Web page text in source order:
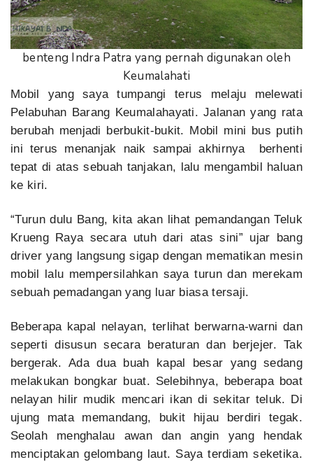
benteng Indra Patra yang pernah digunakan oleh
Keumalahati
Mobil yang saya tumpangi terus melaju melewati
Pelabuhan Barang Keumalahayati. Jalanan yang rata
berubah menjadi berbukit-bukit. Mobil mini bus putih
ini terus menanjak naik sampai akhirnya berhenti
tepat di atas sebuah tanjakan, lalu mengambil haluan
ke kiri.
“Turun dulu Bang, kita akan lihat pemandangan Teluk
Krueng Raya secara utuh dari atas sini” ujar bang
driver yang langsung sigap dengan mematikan mesin
mobil lalu mempersilahkan saya turun dan merekam
sebuah pemadangan yang luar biasa tersaji.
Beberapa kapal nelayan, terlihat berwarna-warni dan
seperti disusun secara beraturan dan berjejer. Tak
bergerak. Ada dua buah kapal besar yang sedang
melakukan bongkar buat. Selebihnya, beberapa boat
nelayan hilir mudik mencari ikan di sekitar teluk. Di
ujung mata memandang, bukit hijau berdiri tegak.
Seolah menghalau awan dan angin yang hendak
menciptakan gelombang laut. Saya terdiam seketika.